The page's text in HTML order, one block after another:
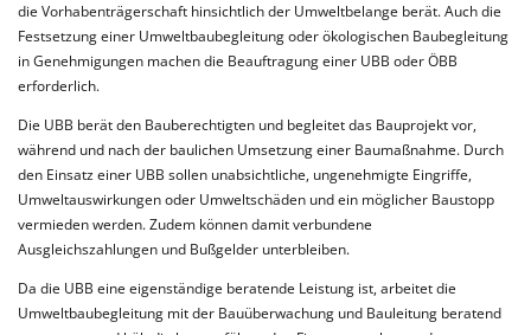
die Vorhabenträgerschaft hinsichtlich der Umweltbelange berät. Auch die
Festsetzung einer Umweltbaubegleitung oder ökologischen Baubegleitung
in Genehmigungen machen die Beauftragung einer UBB oder ÖBB
erforderlich.
Die UBB berät den Bauberechtigten und begleitet das Bauprojekt vor,
während und nach der baulichen Umsetzung einer Baumaßnahme. Durch
den Einsatz einer UBB sollen unabsichtliche, ungenehmigte Eingriffe,
Umweltauswirkungen oder Umweltschäden und ein möglicher Baustopp
vermieden werden. Zudem können damit verbundene
Ausgleichszahlungen und Bußgelder unterbleiben.
Da die UBB eine eigenständige beratende Leistung ist, arbeitet die
Umweltbaubegleitung mit der Bauüberwachung und Bauleitung beratend